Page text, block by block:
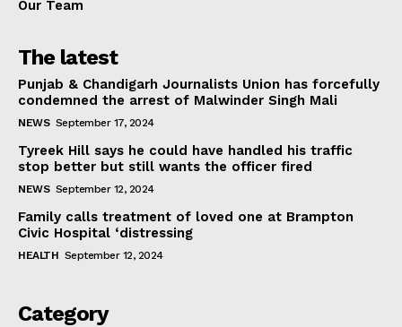
Our Team
The latest
Punjab & Chandigarh Journalists Union has forcefully
condemned the arrest of Malwinder Singh Mali
NEWS September 17, 2024
Tyreek Hill says he could have handled his traffic
stop better but still wants the officer fired
NEWS September 12, 2024
Family calls treatment of loved one at Brampton
Civic Hospital ‘distressing
HEALTH September 12, 2024
Category